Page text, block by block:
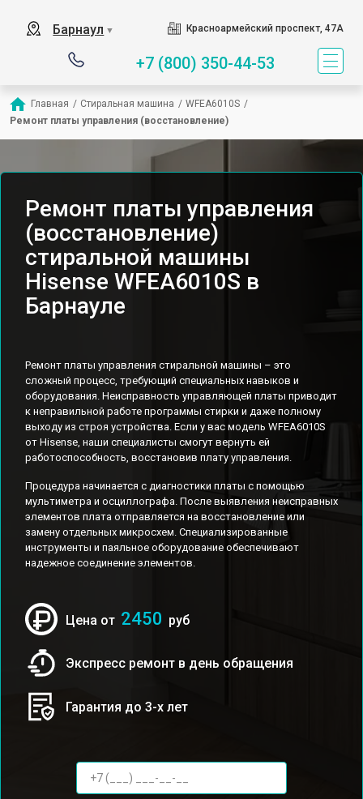
Барнаул ▼ Красноармейский проспект, 47А
+7 (800) 350-44-53
Главная / Стиральная машина / WFEA6010S /
Ремонт платы управления (восстановление)
Ремонт платы управления
(восстановление)
стиральной машины
Hisense WFEA6010S в
Барнауле
Ремонт платы управления стиральной машины – это
сложный процесс, требующий специальных навыков и
оборудования. Неисправность управляющей платы приводит
к неправильной работе программы стирки и даже полному
выходу из строя устройства. Если у вас модель WFEA6010S
от Hisense, наши специалисты смогут вернуть ей
работоспособность, восстановив плату управления.
Процедура начинается с диагностики платы с помощью
мультиметра и осциллографа. После выявления неисправных
элементов плата отправляется на восстановление или
замену отдельных микросхем. Специализированные
инструменты и паяльное оборудование обеспечивают
надежное соединение элементов.
Цена от 2450 руб
Экспресс ремонт в день обращения
Гарантия до 3-х лет